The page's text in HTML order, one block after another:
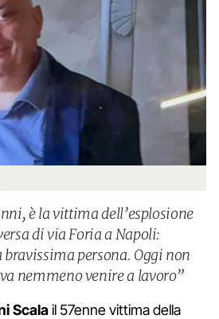
è la vittima dell’esplosione
di via Foria a Napoli:
persona. Oggi non
nemmeno venire a lavoro”
Scalail 57enne vittima della